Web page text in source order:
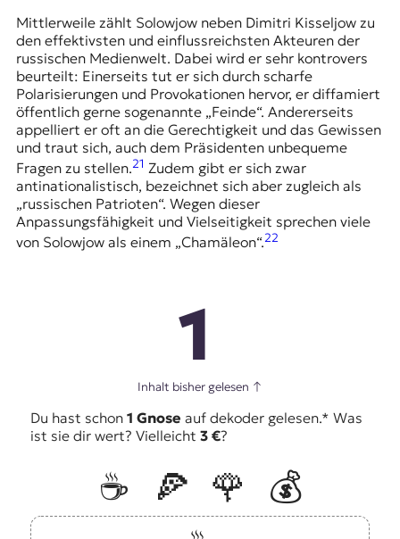
Mittlerweile zählt Solowjow neben Dimitri Kisseljow zu
den effektivsten und einflussreichsten Akteuren der
russischen Medienwelt. Dabei wird er sehr kontrovers
beurteilt: Einerseits tut er sich durch scharfe
Polarisierungen und Provokationen hervor, er diffamiert
öffentlich gerne sogenannte „Feinde“. Andererseits
appelliert er oft an die Gerechtigkeit und das Gewissen
und traut sich, auch dem Präsidenten unbequeme
Fragen zu stellen.21 Zudem gibt er sich zwar
antinationalistisch, bezeichnet sich aber zugleich als
„russischen Patrioten“. Wegen dieser
Anpassungsfähigkeit und Vielseitigkeit sprechen viele
von Solowjow als einem „Chamäleon“.22
1
Inhalt bisher gelesen ↑
Du hast schon 1 Gnose auf dekoder gelesen.* Was
ist sie dir wert? Vielleicht 3 €?
☕️ 🍕 🌹
💰